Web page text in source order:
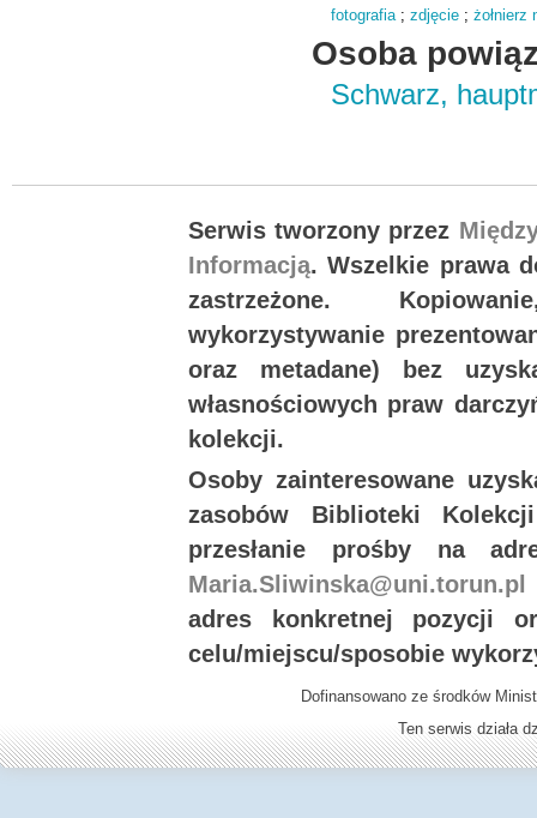
fotografia;zdjęcie ;żołnierz
Osoba
Schwarz,
Serwis tworzony przez
Informacją. Wszelkie prawa
zastrzeżone.
wykorzystywanie
oraz metadane) bez
własnościowych praw
kolekcji.
Osoby zainteresowane
zasobów Biblioteki
przesłanie prośby na
Maria.Sliwinska@uni.torun.pl
adres konkretnej pozycji
celu/miejscu/sposobie
Dofinansowano ze środków
Ten serwis działa